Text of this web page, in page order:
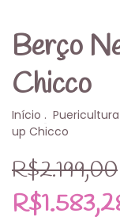
Berço
Chicco
Início .
up Chicco
R$2.199,00